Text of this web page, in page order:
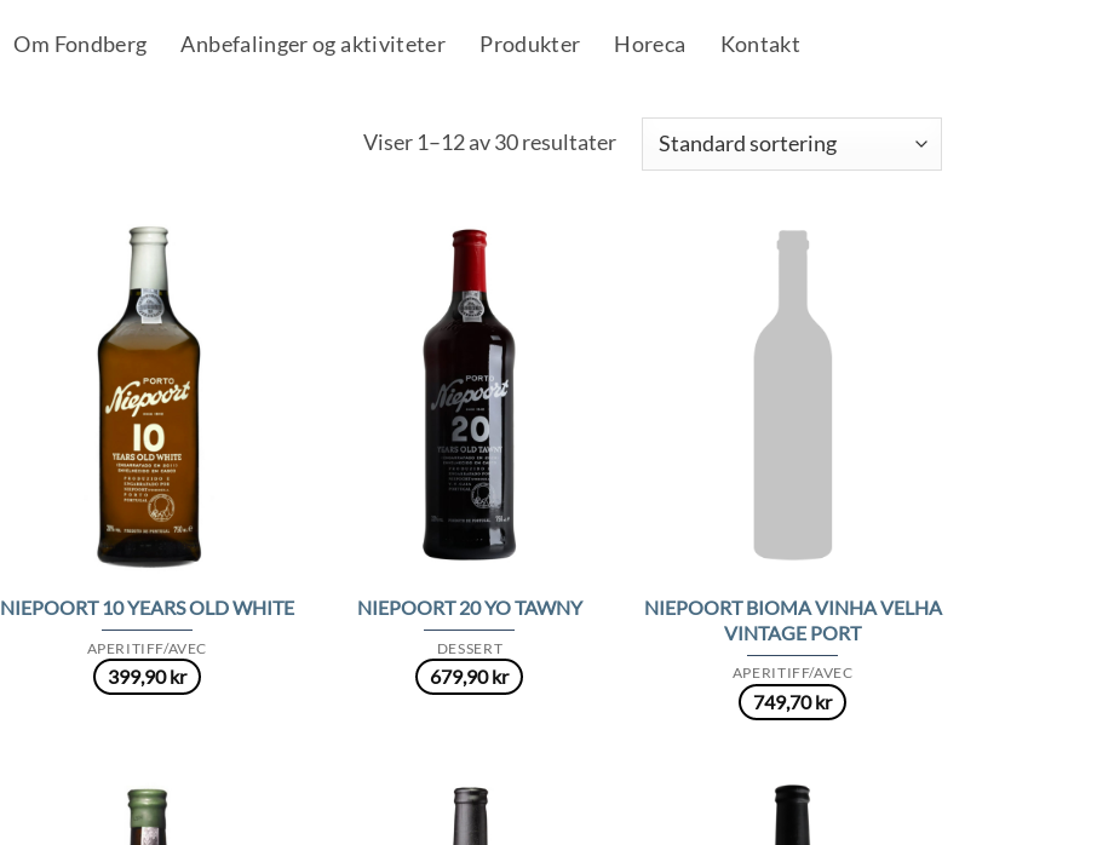
Om Fondberg Anbefalinger og aktiviteter Produkter Horeca Kontakt
Viser 1–12 av 30 resultater
APERITIFF/AVEC
NIEPOORT 10 YEARS OLD WHITE
399,90kr
DESSERT
NIEPOORT 20 YO TAWNY
679,90kr APERITIFF/AVEC
NIEPOORT BIOMA VINHA VELHA
VINTAGE PORT
749,70kr